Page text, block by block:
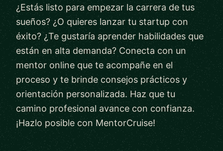
¿Estás listo para empezar la carrera de tus
sueños? ¿O quieres lanzar tu startup con
éxito? ¿Te gustaría aprender habilidades que
están en alta demanda? Conecta con un
mentor online que te acompañe en el
proceso y te brinde consejos prácticos y
orientación personalizada. Haz que tu
camino profesional avance con confianza.
¡Hazlo posible con MentorCruise!